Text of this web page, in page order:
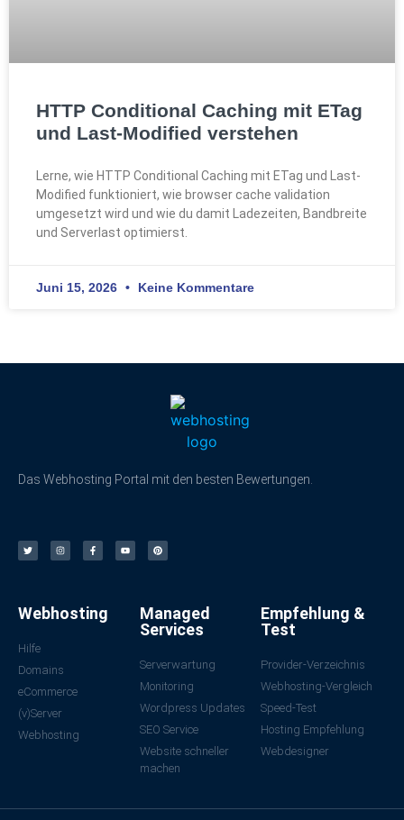
HTTP Conditional Caching mit ETag
und Last-Modified verstehen
Lerne, wie HTTP Conditional Caching mit ETag und Last-
Modified funktioniert, wie browser cache validation
umgesetzt wird und wie du damit Ladezeiten, Bandbreite
und Serverlast optimierst.
Juni 15, 2026 Keine Kommentare
Das Webhosting Portal mit den besten Bewertungen.
Webhosting
Hilfe
Domains
eCommerce
(v)Server
Webhosting
Managed
Services
Serverwartung
Monitoring
Wordpress Updates
SEO Service
Website schneller
machen
Empfehlung &
Test
Provider-Verzeichnis
Webhosting-Vergleich
Speed-Test
Hosting Empfehlung
Webdesigner